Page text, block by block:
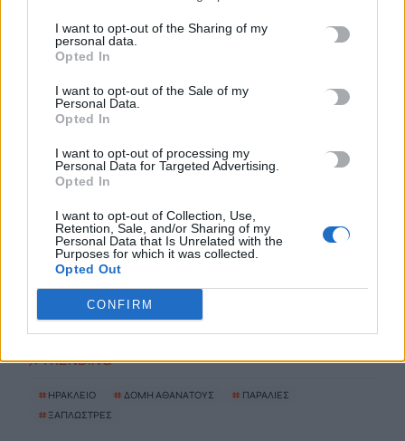
I want to opt-out of the Sharing of my
personal data.
Opted In
I want to opt-out of the Sale of my
Personal Data.
Opted In
I want to opt-out of processing my
Personal Data for Targeted Advertising.
Opted In
I want to opt-out of Collection, Use,
Retention, Sale, and/or Sharing of my
Personal Data that Is Unrelated with the
Purposes for which it was collected.
Opted Out
CONFIRM
5 Αυγούστου, 2026
Η Βρετανική κυβέρνηση δεν θα προχωρήσει σε διεξαγωγή
έρευνας για τον Επστάιν
5 Αυγούστου, 2026
Η «Ειρήνη» του Αριστοφάνη στην Παιδική – Εφηβική
5 Αυγούστου, 2026
Εκδήλωση Τιμής και Μνήμης για τον Μενέλαο Παρλαμά
5 Αυγούστου, 2026
TRENDING
# ΗΡΑΚΛΕΙΟ # ΔΟΜΗ ΑΘΑΝΑΤΟΥΣ # ΠΑΡΑΛΙΕΣ
# ΞΑΠΛΩΣΤΡΕΣ